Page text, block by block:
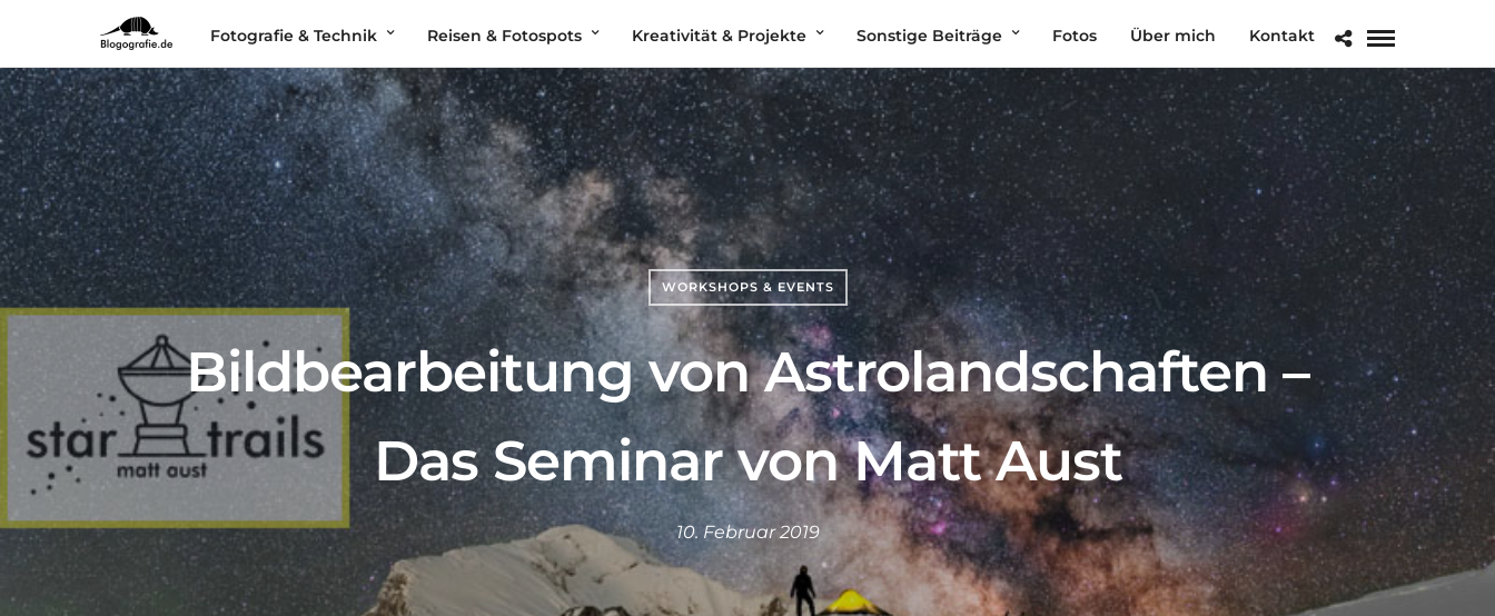
Fotografie & Technik Reisen & Fotospots Kreativität & Projekte Sonstige Beiträge Fotos Über mich Kontakt
WORKSHOPS & EVENTS
Bildbearbeitung von Astrolandschaften –
Das Seminar von Matt Aust
10. Februar 2019